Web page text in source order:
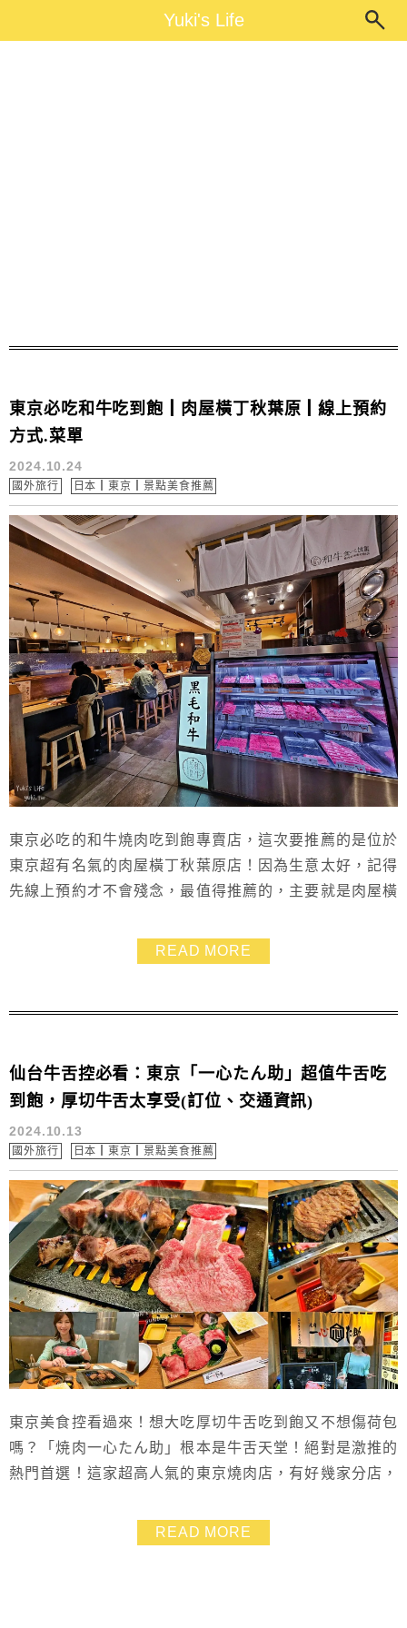
Yuki's LifeYuki's Life
東京必吃和牛吃到飽┃肉屋橫丁秋葉原┃線上預約
方式.菜單
2024.10.24
國外旅行 日本┃東京┃景點美食推薦
東京必吃的和牛燒肉吃到飽專賣店，這次要推薦的是位於
東京超有名氣的肉屋橫丁秋葉原店！因為生意太好，記得
先線上預約才不會殘念，最值得推薦的，主要就是肉屋橫
情況發生，肉肉都色澤鮮美、紋路美麗，入口後柔嫩無
比、肉香滿溢，這篇介紹秋葉原肉屋橫丁的消費和訂位方
家趕緊收到口袋清單裡吧~~
READ MORE
仙台牛舌控必看：東京「一心たん助」超值牛舌吃
到飽，厚切牛舌太享受(訂位、交通資訊)
2024.10.13
國外旅行 日本┃東京┃景點美食推薦
東京美食控看過來！想大吃厚切牛舌吃到飽又不想傷荷包
嗎？「焼肉一心たん助」根本是牛舌天堂！絕對是激推的
熱門首選！這家超高人氣的東京燒肉店，有好幾家分店，
讓你一次吃到飽！我們造訪「焼肉一心たん助-旦-有楽町
店」的分店，一開始會有桌邊服務幫客人烤，將厚切牛舌
READ MORE